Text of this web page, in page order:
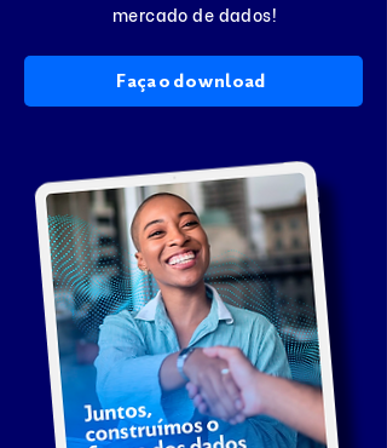
mercado de dados!
Faça o download